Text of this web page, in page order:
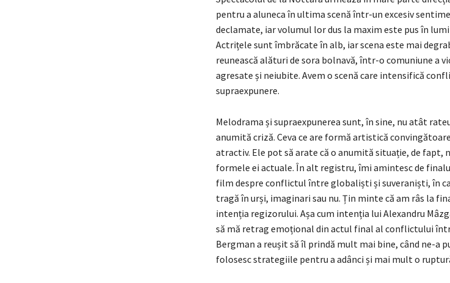
pentru a aluneca în ultima scenă într-un excesiv
declamate, iar volumul lor dus la maxim este pus în
Actrițele sunt îmbrăcate în alb, iar scena este mai
reunească alături de sora bolnavă, într-o comuniune a
agresate și neiubite. Avem o scenă care intensifică
supraexpunere.
Melodrama și supraexpunerea sunt, în sine, nu atât
anumită criză. Ceva ce are formă artistică
atractiv. Ele pot să arate că o anumită situație, de fapt,
formele ei actuale. În alt registru, îmi amintesc de
film despre conflictul între globaliști și suveraniști, în
tragă în urși, imaginari sau nu. Țin minte că am râs la
intenția regizorului. Așa cum intenția lui Alexandru
să mă retrag emoțional din actul final al conflictului
Bergman a reușit să îl prindă mult mai bine, când ne-a
folosesc strategiile pentru a adânci și mai mult o